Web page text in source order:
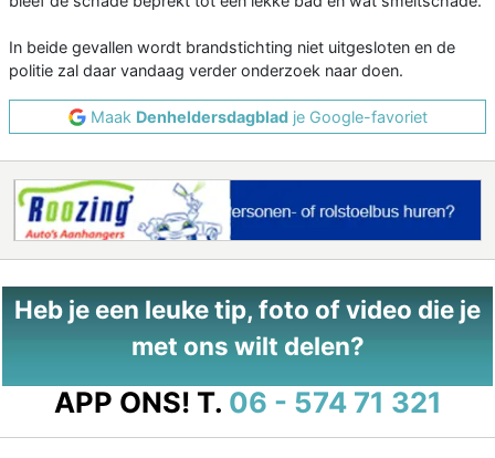
In beide gevallen wordt brandstichting niet uitgesloten en de
politie zal daar vandaag verder onderzoek naar doen.
Maak Denheldersdagbladje Google-favoriet
Heb je een leuke tip, foto of video die je
met ons wilt delen?
APP ONS! T. 06 - 574 71 321